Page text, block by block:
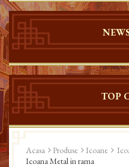
TOP
Acasa Produse Icoane
Icoana Metal in rama